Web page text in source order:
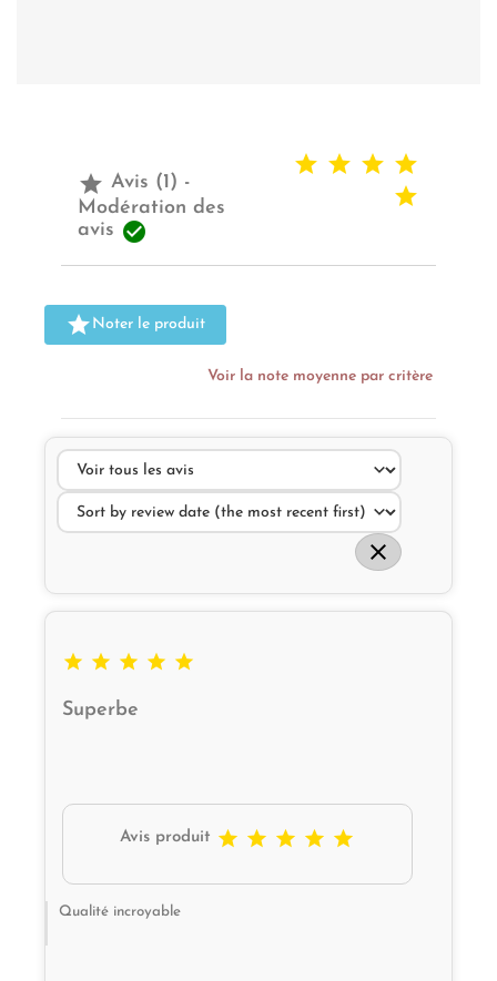
 Avis (1) -
Modération des
avis 
 Noter le produit
Voir la note moyenne par critère

    
Superbe
Avis produit     
Qualité incroyable